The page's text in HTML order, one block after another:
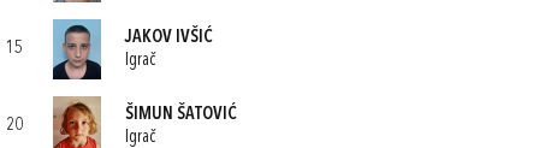
15
JAKOV IVŠIĆ
Igrač
20
ŠIMUN ŠATOVIĆ
Igrač